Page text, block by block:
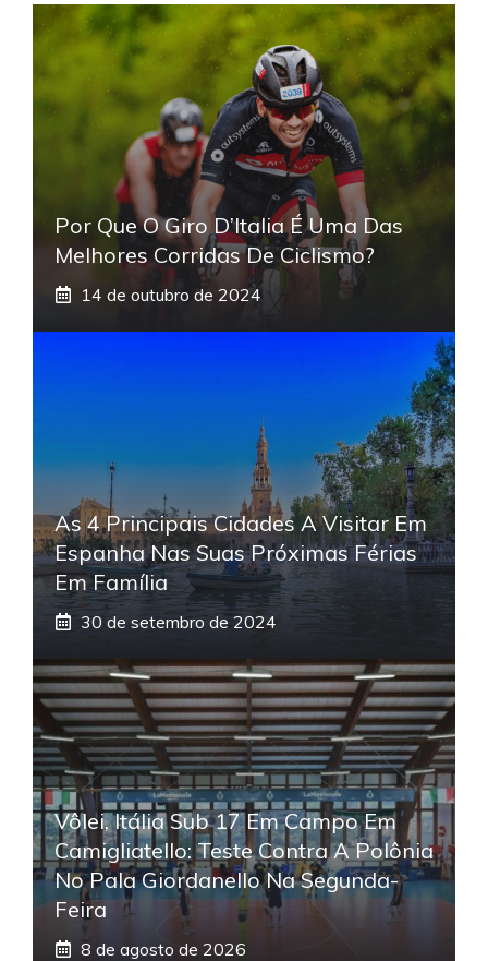
Por Que O Giro D’Italia É Uma Das
Melhores Corridas De Ciclismo?
14 de outubro de 2024
As 4 Principais Cidades A Visitar Em
Espanha Nas Suas Próximas Férias
Em Família
30 de setembro de 2024
Vôlei, Itália Sub 17 Em Campo Em
Camigliatello: Teste Contra A Polônia
No Pala Giordanello Na Segunda-
Feira
8 de agosto de 2026